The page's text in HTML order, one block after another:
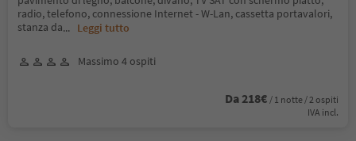
radio, telefono, connessione Internet - W-Lan, cassetta portavalori,
stanza da... Leggi tutto
Massimo 4 ospiti
Da 218€ / 1 notte / 2 ospiti
IVA incl.